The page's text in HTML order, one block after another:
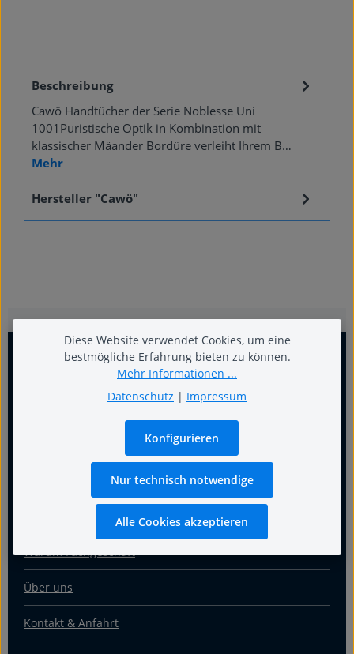
Beschreibung
Cawö Handtücher der Serie Noblesse Uni
1001Puristische Optik in Kombination mit
klassischer Mäander Bordüre verleiht Ihrem B…
Mehr
Hersteller "Cawö"
Für guten Schlaf
Warum Fachgeschäft
Über uns
Kontakt & Anfahrt
Diese Website verwendet Cookies, um eine
bestmögliche Erfahrung bieten zu können.
Mehr Informationen ...
Datenschutz | Impressum
Nur technisch notwendige
Konfigurieren
Alle Cookies akzeptieren